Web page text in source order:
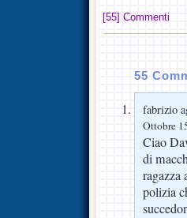
[55] Commenti
55
fabrizio
Ottobre
Ciao
di
ragazza
polizia